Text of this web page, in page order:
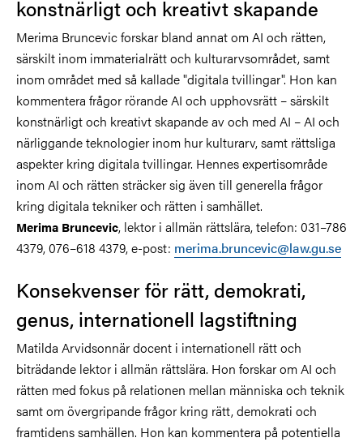
konstnärligt och kreativt skapande
Merima Bruncevic forskar bland annat om AI och rätten,
särskilt inom immaterialrätt och kulturarvsområdet, samt
inom området med så kallade "digitala tvillingar". Hon kan
kommentera frågor rörande AI och upphovsrätt – särskilt
konstnärligt och kreativt skapande av och med AI – AI och
närliggande teknologier inom hur kulturarv, samt rättsliga
aspekter kring digitala tvillingar. Hennes expertisområde
inom AI och rätten sträcker sig även till generella frågor
kring digitala tekniker och rätten i samhället.
Merima Bruncevic, lektor i allmän rättslära, telefon: 031–786
4379, 076–618 4379, e-post: merima.bruncevic@law.gu.se
Konsekvenser för rätt, demokrati,
genus, internationell lagstiftning
Matilda Arvidsonnär docent i internationell rätt och
biträdande lektor i allmän rättslära. Hon forskar om AI och
rätten med fokus på relationen mellan människa och teknik
samt om övergripande frågor kring rätt, demokrati och
framtidens samhällen. Hon kan kommentera på potentiella